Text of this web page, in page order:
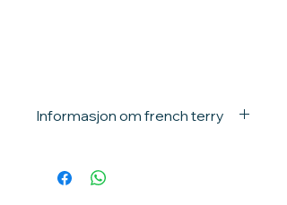
Informasjon om french terry
95 % bomull, 5 % elastan
Vekt : 250 g/m2